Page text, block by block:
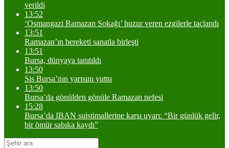
verildi
13:52
‘Osmangazi Ramazan Sokağı’ huzur veren ezgilerle taçlandı
13:51
Ramazan’ın bereketi sanatla birleşti
13:51
Bursa, dünyaya tanıtıldı
13:50
Sis Bursa’nın yarısını yuttu
13:50
Bursa’da gönülden gönüle Ramazan nefesi
15:28
Bursa’da IBAN suistimallerine karşı uyarı: “Bir günlük gelir,
bir ömür sabıka kaydı”